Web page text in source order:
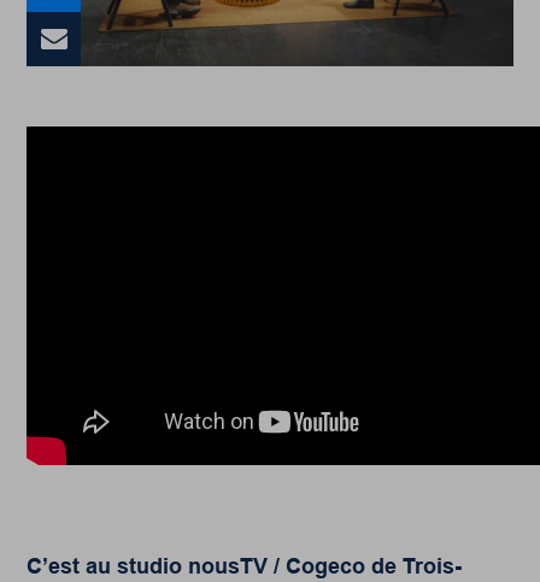
C’est au studio nousTV / Cogeco de Trois-